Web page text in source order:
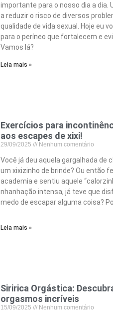
importante para o nosso dia a dia.
a reduzir o risco de diversos
qualidade de vida sexual. Hoje eu
para o períneo que fortalecem e
Vamos lá?
Leia mais »
Exercícios para
aos escapes de xixi!
29/09/2025 Nenhum comentário
Você já deu aquela gargalhada de
um xixizinho de brinde? Ou então
academia e sentiu aquele
nhanhação intensa, já teve que
medo de escapar alguma coisa?
Leia mais »
Siririca Orgástica:
orgasmos incríveis
15/09/2025 Nenhum comentário